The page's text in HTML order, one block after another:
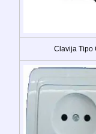
Clavija Tipo